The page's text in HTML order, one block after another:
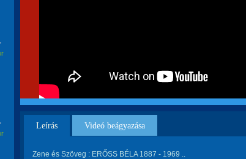
Leírás Videó beágyazása
Zene és Szöveg : ERŐSS BÉLA 1887 - 1969 ..